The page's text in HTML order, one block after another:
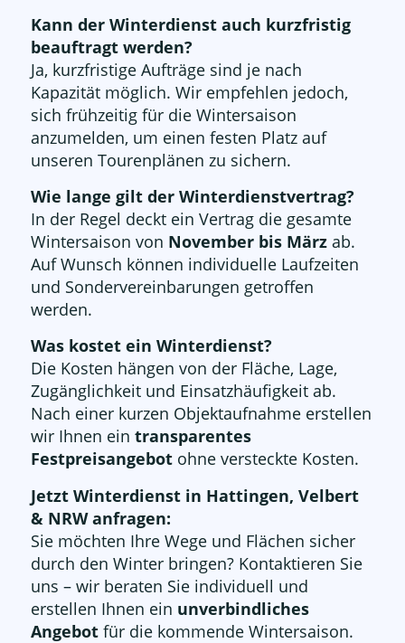
Kann der Winterdienst auch kurzfristig
beauftragt werden?
Ja, kurzfristige Aufträge sind je nach
Kapazität möglich. Wir empfehlen jedoch,
sich frühzeitig für die Wintersaison
anzumelden, um einen festen Platz auf
unseren Tourenplänen zu sichern.
Wie lange gilt der Winterdienstvertrag?
In der Regel deckt ein Vertrag die gesamte
Wintersaison von November bis Märzab.
Auf Wunsch können individuelle Laufzeiten
und Sondervereinbarungen getroffen
werden.
Was kostet ein Winterdienst?
Die Kosten hängen von der Fläche, Lage,
Zugänglichkeit und Einsatzhäufigkeit ab.
Nach einer kurzen Objektaufnahme erstellen
wir Ihnen ein transparentes
Festpreisangebotohne versteckte Kosten.
Jetzt Winterdienst in Hattingen, Velbert
& NRW anfragen:
Sie möchten Ihre Wege und Flächen sicher
durch den Winter bringen? Kontaktieren Sie
uns – wir beraten Sie individuell und
erstellen Ihnen ein unverbindliches
Angebotfür die kommende Wintersaison.